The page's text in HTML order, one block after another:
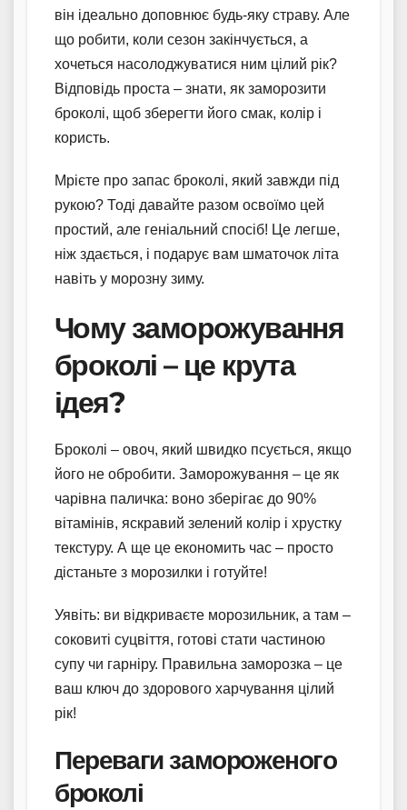
він ідеально доповнює будь-яку страву. Але
що робити, коли сезон закінчується, а
хочеться насолоджуватися ним цілий рік?
Відповідь проста – знати, як заморозити
броколі, щоб зберегти його смак, колір і
користь.
Мрієте про запас броколі, який завжди під
рукою? Тоді давайте разом освоїмо цей
простий, але геніальний спосіб! Це легше,
ніж здається, і подарує вам шматочок літа
навіть у морозну зиму.
Чому заморожування
броколі – це крута
ідея?
Броколі – овоч, який швидко псується, якщо
його не обробити. Заморожування – це як
чарівна паличка: воно зберігає до 90%
вітамінів, яскравий зелений колір і хрустку
текстуру. А ще це економить час – просто
дістаньте з морозилки і готуйте!
Уявіть: ви відкриваєте морозильник, а там –
соковиті суцвіття, готові стати частиною
супу чи гарніру. Правильна заморозка – це
ваш ключ до здорового харчування цілий
рік!
Переваги замороженого
броколі